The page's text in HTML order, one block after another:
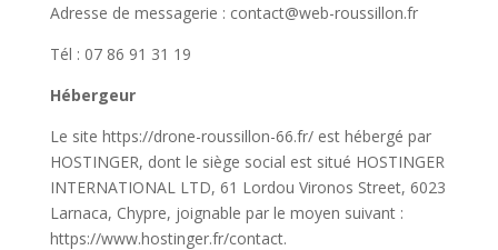
Adresse de messagerie : contact@web-roussillon.fr
Tél : 07 86 91 31 19
Hébergeur
Le site https://drone-roussillon-66.fr/ est hébergé par
HOSTINGER, dont le siège social est situé HOSTINGER
INTERNATIONAL LTD, 61 Lordou Vironos Street, 6023
Larnaca, Chypre, joignable par le moyen suivant :
https://www.hostinger.fr/contact.